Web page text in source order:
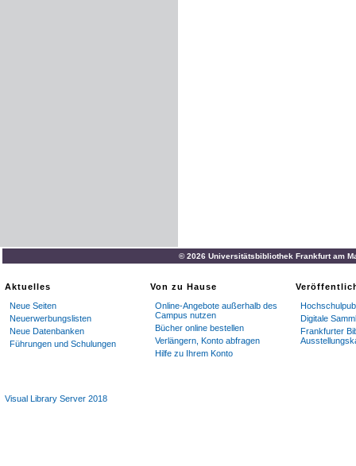
© 2026 Universitätsbibliothek Frankfurt am
Aktuelles
Neue Seiten
Neuerwerbungslisten
Neue Datenbanken
Führungen und Schulungen
Von zu Hause
Online-Angebote außerhalb des
Campus nutzen
Bücher online bestellen
Verlängern, Konto abfragen
Hilfe zu Ihrem Konto
Digitale
Frankfurter
Visual Library Server 2018